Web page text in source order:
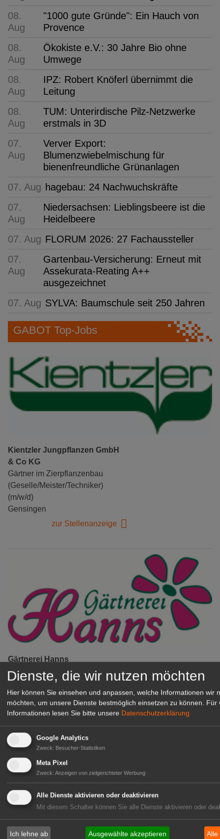
08.
Aug
"1000 gute Gründe": Ein Hauch von
Provence
08.
Aug
Ökokiste e.V.: 30 Jahre Bio ohne
Umwege
08.
Aug
IPZ: Robert Knöferl übernimmt die
Leitung
08.
Aug
TUM: Unterirdische Pilz-Netzwerke
erstmals in 3D
07.
Aug
Verver Export:
Blumenzwiebelmischung für
bienenfreundliche Grünanlagen
07. Aug hagebau: 24 Nachwuchskräfte
07.
Aug
Niedersachsen: Lieblingsbeere ist die
Heidelbeere
07. Aug FLORUM 2026: 27 Fachaussteller
07.
Aug
Gartenbau-Versicherung: Erneut mit
Assekurata-Reating A++
ausgezeichnet
07. Aug SYLVA: Baumschule seit 250 Jahren
GABOT Top-Jobs
Kientzler Jungpflanzen GmbH
& Co KG
Gärtner im Zierpflanzenbau
(Geselle/Meister/Techniker)
(m/w/d)
Gensingen
zur Stellenanzeige
Gärtnerei Hanns
Mitarbeiter (m/w/d) für unsere
Logistikhalle
Herongen
zur Stellenanzeige
GABOT Immobilienangebote
1A-Lage, ihre Chance in der
grünen Branche
Repräsentative Immobilie für
IHREN Betrieb!
zur Anzeige
Dienste, die wir nutzen möchten
Hier können Sie einsehen und anpassen, welche Informationen wir
möchten, um unsere Dienste bestmöglich einsetzen zu können. Für
Informationen lesen Sie bitte unsere Datenschutzerklärung
Google Analytics
Zweck: Besucher-Statistiken
Meta Pixel
Zweck: Anzeigen von zielgerichteter Werbung
Alle Dienste aktivieren oder deaktivieren
Mit diesem Schalter können Sie alle Dienste aktivieren oder
Ich lehne ab Ausgewählte akzeptieren Alle